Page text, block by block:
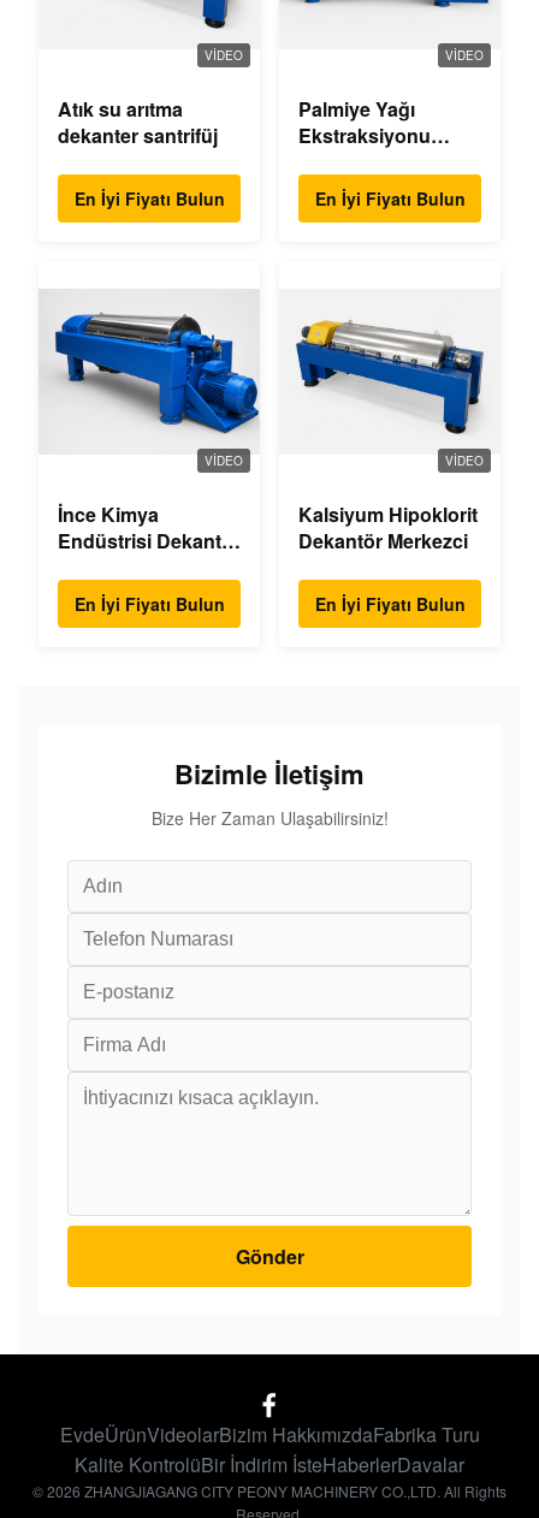
VIDEO
Atık su arıtma
dekanter santrifüj
En İyi Fiyatı Bulun
VIDEO
Palmiye Yağı
Ekstraksiyonu
En İyi Fiyatı Bulun
VIDEO
İnce Kimya
Endüstrisi Dekantör
En İyi Fiyatı Bulun
VIDEO
Kalsiyum Hipoklorit
Dekantör Merkezci
En İyi Fiyatı Bulun
Bizimle İletişim
Bize Her Zaman Ulaşabilirsiniz!
Gönder
EvdeÜrünVideolarBizim HakkımızdaFabrika Turu
Kalite KontrolüBir İndirim İsteHaberlerDavalar
© 2026 ZHANGJIAGANG CITY PEONY MACHINERY CO.,LTD. All Rights
Reserved.